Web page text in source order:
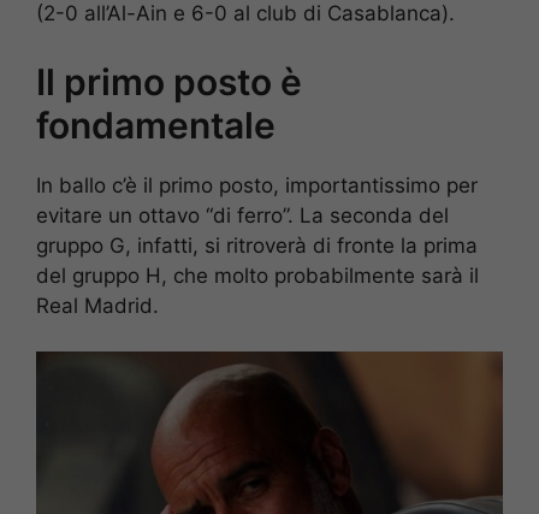
(2-0 all’Al-Ain e 6-0 al club di Casablanca).
Il primo posto è
fondamentale
In ballo c’è il primo posto, importantissimo per
evitare un ottavo “di ferro”. La seconda del
gruppo G, infatti, si ritroverà di fronte la prima
del gruppo H, che molto probabilmente sarà il
Real Madrid.